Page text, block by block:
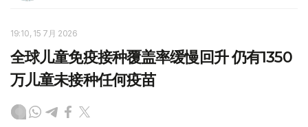
19:10, 15 7月 2026
全球儿童免疫接种覆盖率缓慢回升 仍有1350
万儿童未接种任何疫苗